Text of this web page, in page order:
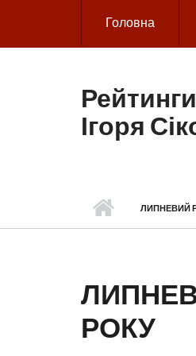
Головна
Ігоря
ЛИПНЕВИЙ
РОКУ